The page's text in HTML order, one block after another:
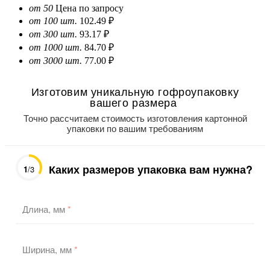
от 50 Цена по запросу
от 100 шт. 102.49 ₽
от 300 шт. 93.17 ₽
от 1000 шт. 84.70 ₽
от 3000 шт. 77.00 ₽
Изготовим уникальную гофроупаковку
вашего размера
Точно рассчитаем стоимость изготовления картонной
упаковки по вашим требованиям
1/3 Каких размеров упаковка вам нужна?
Длина, мм*
Ширина, мм*